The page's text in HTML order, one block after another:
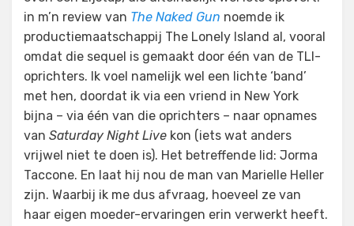
in m’n review van The Naked Gun noemde ik
productiemaatschappij The Lonely Island al, vooral
omdat die sequel is gemaakt door één van de TLI-
oprichters. Ik voel namelijk wel een lichte ‘band’
met hen, doordat ik via een vriend in New York
bijna – via één van die oprichters – naar opnames
van Saturday Night Live kon (iets wat anders
vrijwel niet te doen is). Het betreffende lid: Jorma
Taccone. En laat hij nou de man van Marielle Heller
zijn. Waarbij ik me dus afvraag, hoeveel ze van
haar eigen moeder-ervaringen erin verwerkt heeft.